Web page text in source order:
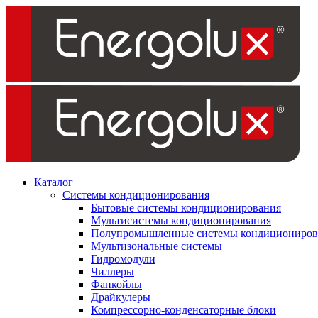
Каталог
Системы кондиционирования
Бытовые системы кондиционирования
Мультисистемы кондиционирования
Полупромышленные системы
Мультизональные системы
Гидромодули
Чиллеры
Фанкойлы
Драйкулеры
Компрессорно-конденсаторные блоки